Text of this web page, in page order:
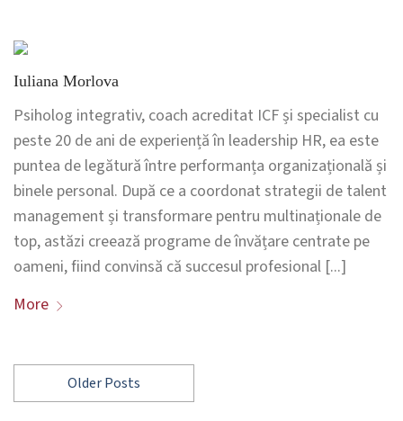
Iuliana Morlova
Psiholog integrativ, coach acreditat ICF și specialist cu
peste 20 de ani de experiență în leadership HR, ea este
puntea de legătură între performanța organizațională și
binele personal. După ce a coordonat strategii de talent
management și transformare pentru multinaționale de
top, astăzi creează programe de învățare centrate pe
oameni, fiind convinsă că succesul profesional [...]
More
Older Posts